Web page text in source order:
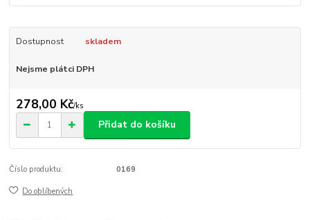
Dostupnost skladem
Nejsme plátci DPH
278,00 Kč/ks
Přidat do košíku
Číslo produktu: 0169
Do oblíbených